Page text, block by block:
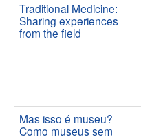
Traditional Medicine:
Sharing experiences
from the field
Mas isso é museu?
Como museus sem